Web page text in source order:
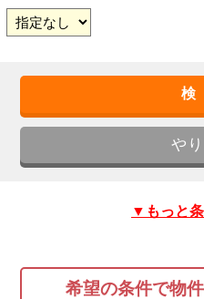
▼もっと
希望の条件で物